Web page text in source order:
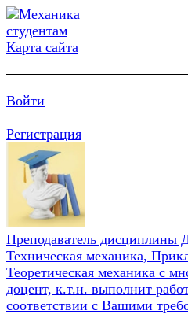
Карта сайта
Войти
Регистрация
Преподаватель дисциплины
Техническая механика,
Теоретическая механика с
доцент, к.т.н. выполнит
соответствии с Вашими